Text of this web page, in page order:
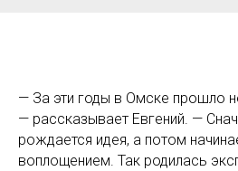
— За эти годы в Омске прошло
— рассказывает Евгений. —
рождается идея, а потом
воплощением. Так родилась